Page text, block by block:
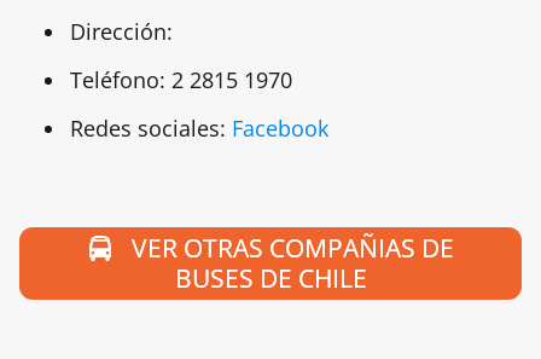
Dirección:
Teléfono: 2 2815 1970
Redes sociales: Facebook
VER OTRAS COMPAÑIAS DE
BUSES DE CHILE